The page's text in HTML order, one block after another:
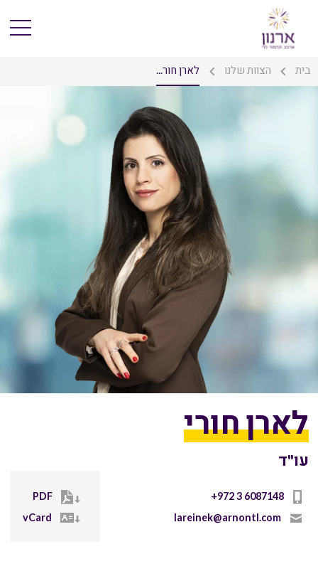
בית הצוות שלנו לארן חור...
לארן חורי
עו"ד
+972 3 6087148
lareinek@arnontl.com
PDF
vCard